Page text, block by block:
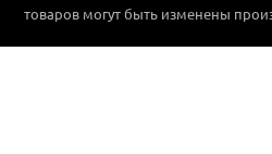
товаров могут быть изменены